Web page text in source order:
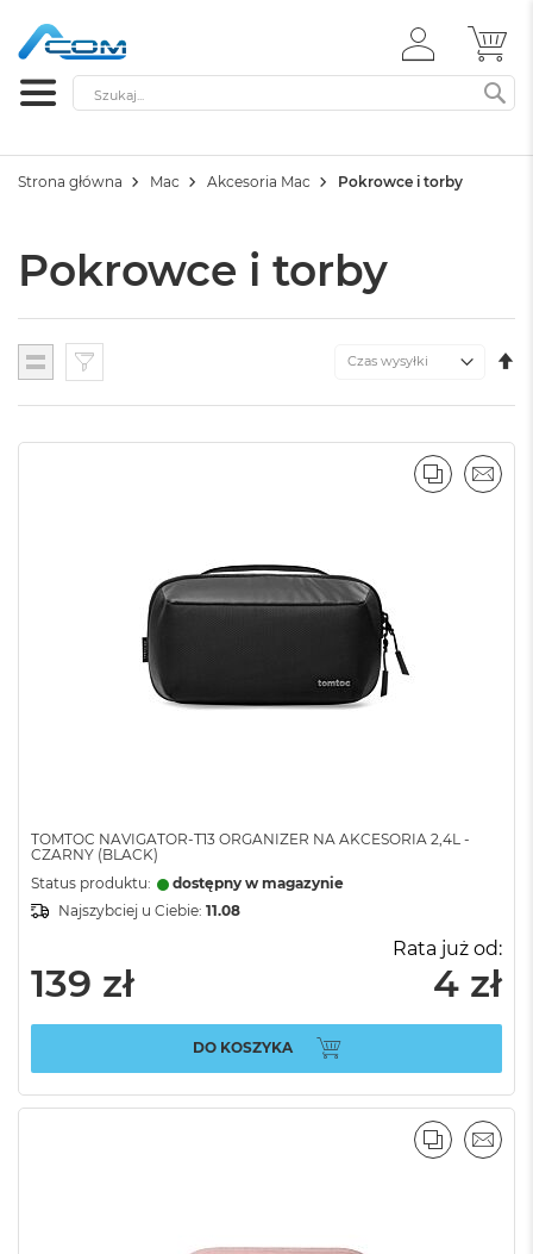
ZALOGUJ
SIĘ
Szukaj
Strona główna Mac Akcesoria Mac Pokrowce i torby
Pokrowce i torby
Lista
TOMTOC NAVIGATOR-T13 ORGANIZER NA AKCESORIA 2,4L -
CZARNY (BLACK)
Status produktu:
dostępny w magazynie
Najszybciej u Ciebie: 11.08
139 zł
Rata już od:
4 zł
DO KOSZYKA